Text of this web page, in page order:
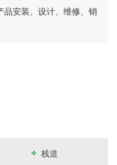
安装、设计、维修、销
栈道